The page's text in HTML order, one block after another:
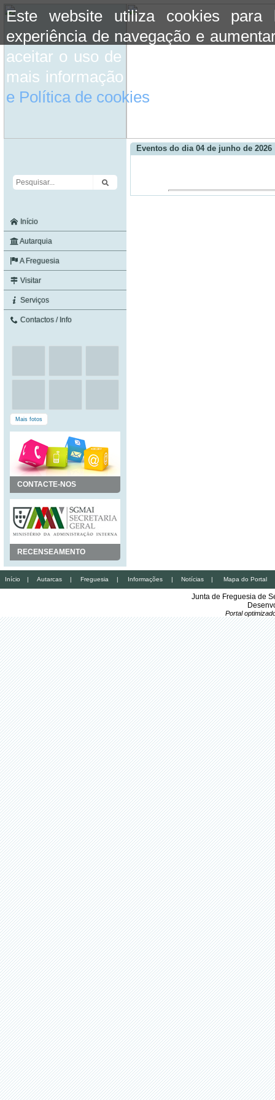
Este website utiliza cookies para
experiência de navegação e
aceitar o uso de cookies basta
mais informação consulte a
e Política de cookies
Início
Autarquia
A Freguesia
Visitar
Serviços
Contactos / Info
Mais fotos
CONTACTE-NOS
RECENSEAMENTO
Eventos do dia 04 de junho de 2026
Início | Autarcas | Freguesia | Informações | Notícias | Mapa do Portal
Junta de Freguesia de
Portal